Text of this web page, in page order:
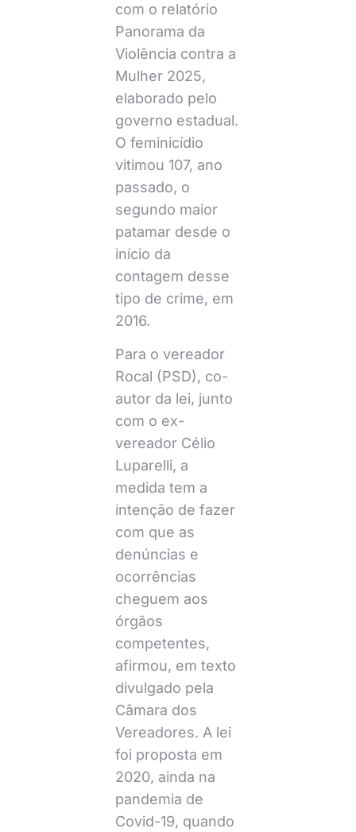
com o relatório
Panorama da
Violência contra a
Mulher 2025,
elaborado pelo
governo estadual.
O feminicídio
vitimou 107, ano
passado, o
segundo maior
patamar desde o
início da
contagem desse
tipo de crime, em
2016.
Para o vereador
Rocal (PSD), co-
autor da lei, junto
com o ex-
vereador Célio
Luparelli, a
medida tem a
intenção de fazer
com que as
denúncias e
ocorrências
cheguem aos
órgãos
competentes,
afirmou, em texto
divulgado pela
Câmara dos
Vereadores. A lei
foi proposta em
2020, ainda na
pandemia de
Covid-19, quando